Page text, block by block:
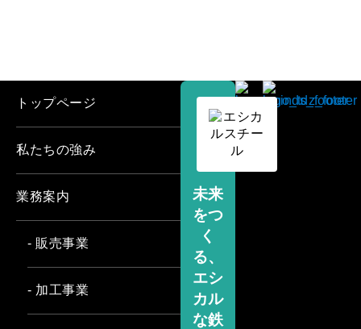
未来
をつ
く
る、
エシ
カル
な鉄
トップページ
私たちの強み
業務案内
- 販売事業
- 加工事業